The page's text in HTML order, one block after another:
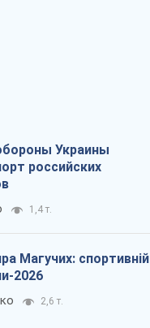
Украины
российских
1,4 т.
Магучих: спортивній
2026
2,6 т.